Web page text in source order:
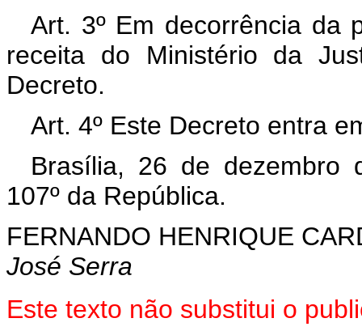
Art. 3º Em decorrência da
receita do Ministério da
Decreto.
Art. 4º Este Decreto entra
Brasília, 26 de dezembro
107º da República.
FERNANDO HENRIQUE
José Serra
Este texto não substitui o